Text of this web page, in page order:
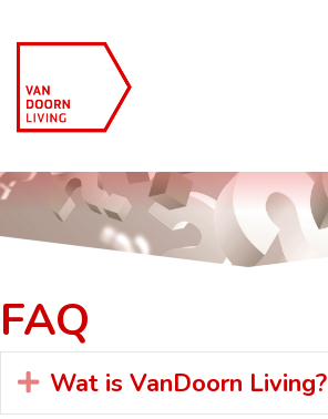
FAQ
Expand
Wat is VanDoorn Living?